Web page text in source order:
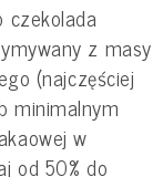
czekolada
z masy
(najczęściej
minimalnym
w
od 50% do